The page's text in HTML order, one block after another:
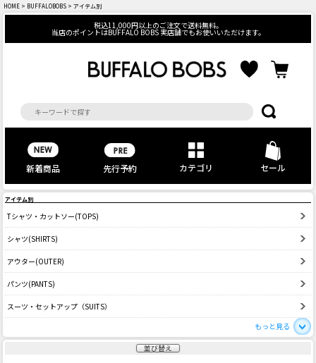
HOME > BUFFALOBOBS > アイテム別
税込11,000円以上のご注文で送料無料。
当店のポイントはBUFFALO BOBS 実店舗でもお使いいただけます。
新着商品 先行予約 カテゴリ セール
アイテム別
Tシャツ・カットソー(TOPS)
シャツ(SHIRTS)
アウター(OUTER)
パンツ(PANTS)
スーツ・セットアップ（SUITS）
もっと見る
並び替え